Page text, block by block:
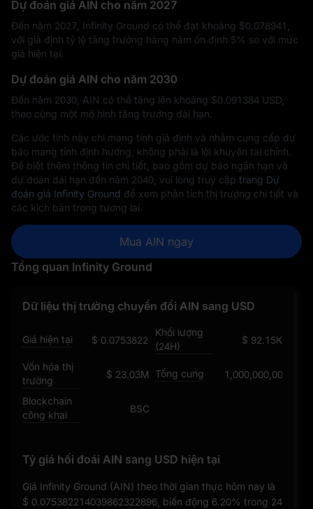
Dự đoán giá AIN cho năm 2027
Đến năm 2027, Infinity Ground có thể đạt khoảng $‎0.078941,
với giả định tỷ lệ tăng trưởng hàng năm ổn định 5% so với mức
giá hiện tại.
Dự đoán giá AIN cho năm 2030
Đến năm 2030, AIN có thể tăng lên khoảng $‎0.091384 USD,
theo cùng một mô hình tăng trưởng dài hạn.
Các ước tính này chỉ mang tính giả định và nhằm cung cấp dự
báo mang tính định hướng, không phải là lời khuyên tài chính.
Để biết thêm thông tin chi tiết, bao gồm dự báo ngắn hạn và
dự đoán dài hạn đến năm 2040, vui lòng truy cập trang Dự
đoán giá Infinity Ground để xem phân tích thị trường chi tiết và
các kịch bản trong tương lai.
Mua AIN ngay
Tổng quan Infinity Ground
Dữ liệu thị trường chuyển đổi AIN sang USD
Giá hiện tại $ 0.075382214039862322896
Khối lượng
(24H)
$ 92.15K
Vốn hóa thị
trường
$ 23.03M Tổng cung 1,000,000,000
Blockchain
công khai
BSC
Tỷ giá hối đoái AIN sang USD hiện tại
Giá Infinity Ground (AIN) theo thời gian thực hôm nay là
$ 0.075382214039862322896, biến động 6.20% trong 24